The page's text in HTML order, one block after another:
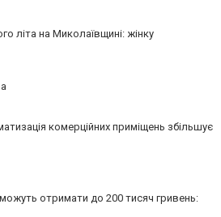
літа на Миколаївщині: жінку
комерційних приміщень збільшує
отримати до 200 тисяч гривень: